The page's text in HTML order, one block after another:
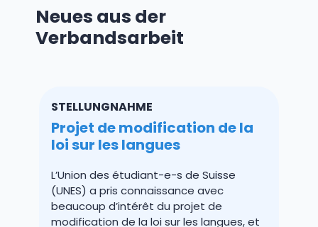
Neues aus der
Verbandsarbeit
STELLUNGNAHME
Projet de modification de la
loi sur les langues
L’Union des étudiant-e-s de Suisse
(UNES) a pris connaissance avec
beaucoup d’intérêt du projet de
modification de la loi sur les langues, et